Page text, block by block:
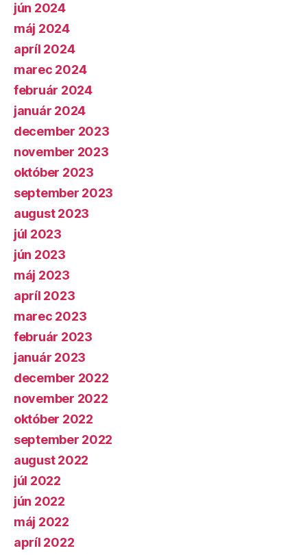
jún 2024
máj 2024
apríl 2024
marec 2024
február 2024
január 2024
december 2023
november 2023
október 2023
september 2023
august 2023
júl 2023
jún 2023
máj 2023
apríl 2023
marec 2023
február 2023
január 2023
december 2022
november 2022
október 2022
september 2022
august 2022
júl 2022
jún 2022
máj 2022
apríl 2022